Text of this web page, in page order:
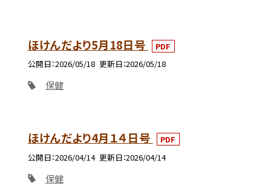
ほけんだより5月18日号
PDF
公開日 2026/05/18 更新日 2026/05/18
保健
ほけんだより4月１４日号
PDF
公開日 2026/04/14 更新日 2026/04/14
保健